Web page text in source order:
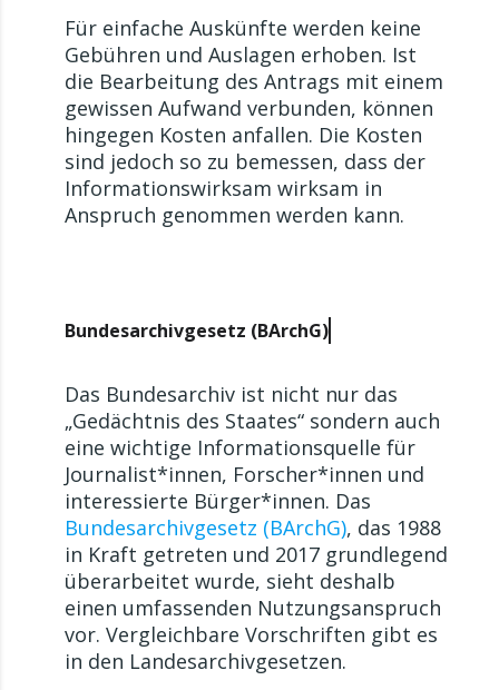
Für einfache Auskünfte werden keine
Gebühren und Auslagen erhoben. Ist
die Bearbeitung des Antrags mit einem
gewissen Aufwand verbunden, können
hingegen Kosten anfallen. Die Kosten
sind jedoch so zu bemessen, dass der
Informationswirksam wirksam in
Anspruch genommen werden kann.
Bundesarchivgesetz (BArchG)
Das Bundesarchiv ist nicht nur das
„Gedächtnis des Staates“ sondern auch
eine wichtige Informationsquelle für
Journalist*innen, Forscher*innen und
interessierte Bürger*innen. Das
Bundesarchivgesetz (BArchG), das 1988
in Kraft getreten und 2017 grundlegend
überarbeitet wurde, sieht deshalb
einen umfassenden Nutzungsanspruch
vor. Vergleichbare Vorschriften gibt es
in den Landesarchivgesetzen.